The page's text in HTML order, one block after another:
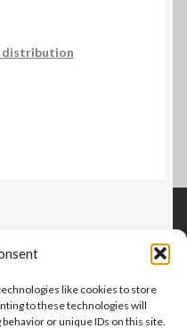
like cookies to store
to these technologies will
or unique IDs on this site.
distribution
distribution